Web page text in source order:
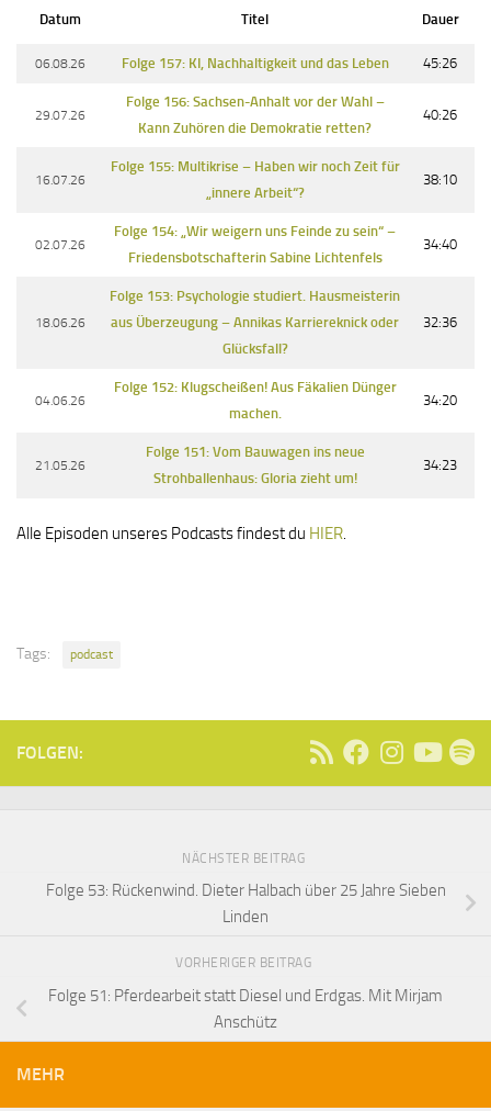
Datum Titel Dauer
06.08.26 Folge 157: KI, Nachhaltigkeit und das Leben 45:26
29.07.26
Folge 156: Sachsen-Anhalt vor der Wahl –
Kann Zuhören die Demokratie retten?
40:26
16.07.26
Folge 155: Multikrise – Haben wir noch Zeit für
„innere Arbeit“?
38:10
02.07.26
Folge 154: „Wir weigern uns Feinde zu sein“ –
Friedensbotschafterin Sabine Lichtenfels
34:40
18.06.26
Folge 153: Psychologie studiert. Hausmeisterin
aus Überzeugung – Annikas Karriereknick oder
Glücksfall?
32:36
04.06.26
Folge 152: Klugscheißen! Aus Fäkalien Dünger
machen.
34:20
21.05.26
Folge 151: Vom Bauwagen ins neue
Strohballenhaus: Gloria zieht um!
34:23
Alle Episoden unseres Podcasts findest du HIER.
Tags: podcast
FOLGEN:
NÄCHSTER BEITRAG
Folge 53: Rückenwind. Dieter Halbach über 25 Jahre Sieben
Linden
VORHERIGER BEITRAG
Folge 51: Pferdearbeit statt Diesel und Erdgas. Mit Mirjam
Anschütz
MEHR